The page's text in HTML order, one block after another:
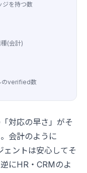
を持つ数
(会計)
のverified数
対応の早さ」がそ
会計のように
ントは安心してそ
にHR・CRMのよ